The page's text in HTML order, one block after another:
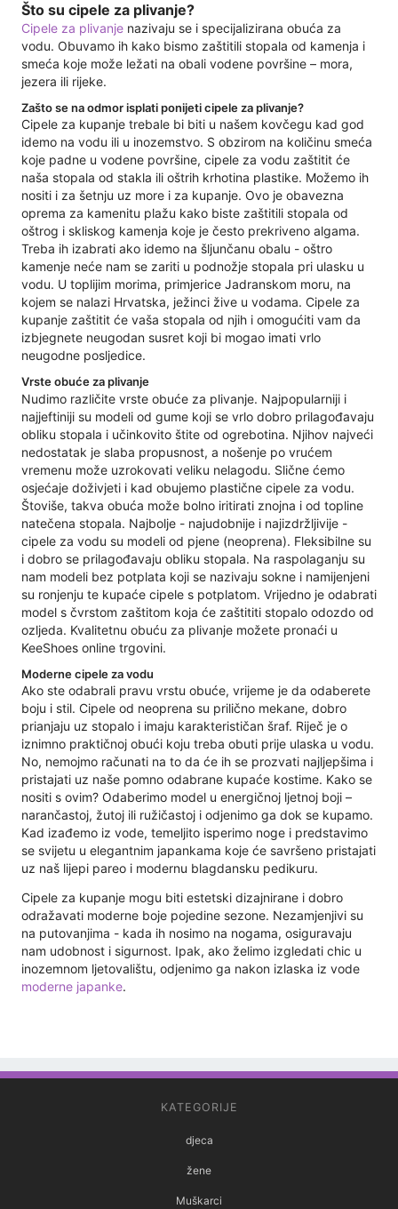
Što su cipele za plivanje?
Cipele za plivanje nazivaju se i specijalizirana obuća za
vodu. Obuvamo ih kako bismo zaštitili stopala od kamenja i
smeća koje može ležati na obali vodene površine – mora,
jezera ili rijeke.
Zašto se na odmor isplati ponijeti cipele za plivanje?
Cipele za kupanje trebale bi biti u našem kovčegu kad god
idemo na vodu ili u inozemstvo. S obzirom na količinu smeća
koje padne u vodene površine, cipele za vodu zaštitit će
naša stopala od stakla ili oštrih krhotina plastike. Možemo ih
nositi i za šetnju uz more i za kupanje. Ovo je obavezna
oprema za kamenitu plažu kako biste zaštitili stopala od
oštrog i skliskog kamenja koje je često prekriveno algama.
Treba ih izabrati ako idemo na šljunčanu obalu - oštro
kamenje neće nam se zariti u podnožje stopala pri ulasku u
vodu. U toplijim morima, primjerice Jadranskom moru, na
kojem se nalazi Hrvatska, ježinci žive u vodama. Cipele za
kupanje zaštitit će vaša stopala od njih i omogućiti vam da
izbjegnete neugodan susret koji bi mogao imati vrlo
neugodne posljedice.
Vrste obuće za plivanje
Nudimo različite vrste obuće za plivanje. Najpopularniji i
najjeftiniji su modeli od gume koji se vrlo dobro prilagođavaju
obliku stopala i učinkovito štite od ogrebotina. Njihov najveći
nedostatak je slaba propusnost, a nošenje po vrućem
vremenu može uzrokovati veliku nelagodu. Slične ćemo
osjećaje doživjeti i kad obujemo plastične cipele za vodu.
Štoviše, takva obuća može bolno iritirati znojna i od topline
natečena stopala. Najbolje - najudobnije i najizdržljivije -
cipele za vodu su modeli od pjene (neoprena). Fleksibilne su
i dobro se prilagođavaju obliku stopala. Na raspolaganju su
nam modeli bez potplata koji se nazivaju sokne i namijenjeni
su ronjenju te kupaće cipele s potplatom. Vrijedno je odabrati
model s čvrstom zaštitom koja će zaštititi stopalo odozdo od
ozljeda. Kvalitetnu obuću za plivanje možete pronaći u
KeeShoes online trgovini.
Moderne cipele za vodu
Ako ste odabrali pravu vrstu obuće, vrijeme je da odaberete
boju i stil. Cipele od neoprena su prilično mekane, dobro
prianjaju uz stopalo i imaju karakterističan šraf. Riječ je o
iznimno praktičnoj obući koju treba obuti prije ulaska u vodu.
No, nemojmo računati na to da će ih se prozvati najljepšima i
pristajati uz naše pomno odabrane kupaće kostime. Kako se
nositi s ovim? Odaberimo model u energičnoj ljetnoj boji –
narančastoj, žutoj ili ružičastoj i odjenimo ga dok se kupamo.
Kad izađemo iz vode, temeljito isperimo noge i predstavimo
se svijetu u elegantnim japankama koje će savršeno pristajati
uz naš lijepi pareo i modernu blagdansku pedikuru.
Cipele za kupanje mogu biti estetski dizajnirane i dobro
odražavati moderne boje pojedine sezone. Nezamjenjivi su
na putovanjima - kada ih nosimo na nogama, osiguravaju
nam udobnost i sigurnost. Ipak, ako želimo izgledati chic u
inozemnom ljetovalištu, odjenimo ga nakon izlaska iz vode
moderne japanke.
KATEGORIJE
djeca
žene
Muškarci